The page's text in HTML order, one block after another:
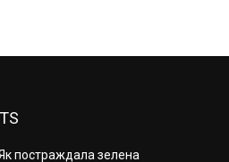
постраждала зелена